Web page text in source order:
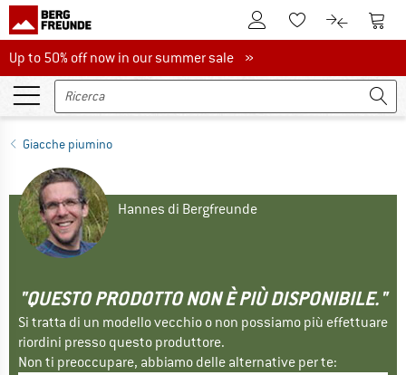
Al conto clienteAlla lista
Al Al
Up to 50% off now in our summer sale
Up to 50% off now in our summer sale »
Giacche piumino
Hannes di Bergfreunde
"QUESTO PRODOTTO NON È PIÙ DISPONIBILE."
Si tratta di un modello vecchio o non possiamo più effettuare
riordini presso questo produttore.
Non ti preoccupare, abbiamo delle alternative per te: